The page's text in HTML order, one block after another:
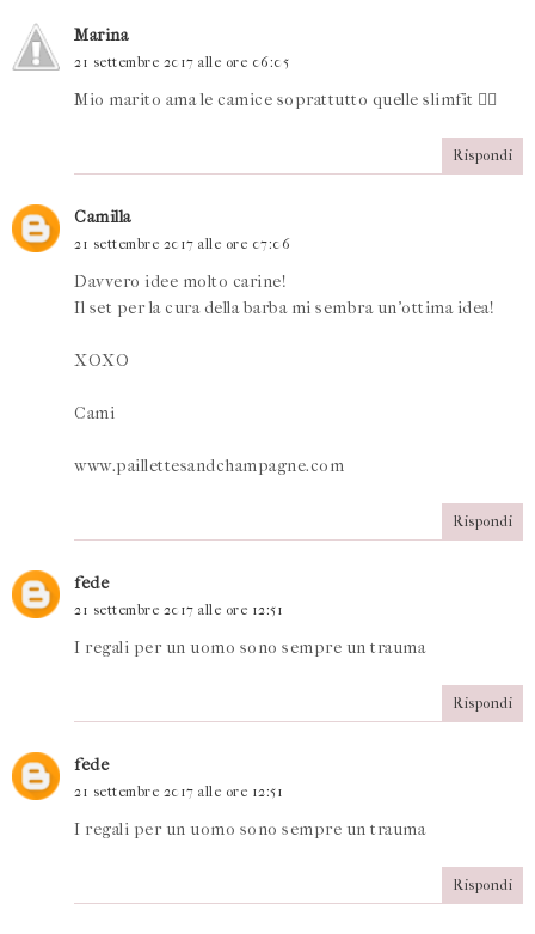
Marina
21 settembre 2017 alle ore 06:05
Mio marito ama le camice soprattutto quelle slimfit 👌🏻
Rispondi
Camilla
21 settembre 2017 alle ore 07:06
Davvero idee molto carine!
Il set per la cura della barba mi sembra un'ottima idea!
XOXO
Cami
www.paillettesandchampagne.com
Rispondi
fede
21 settembre 2017 alle ore 12:51
I regali per un uomo sono sempre un trauma
Rispondi
fede
21 settembre 2017 alle ore 12:51
I regali per un uomo sono sempre un trauma
Rispondi